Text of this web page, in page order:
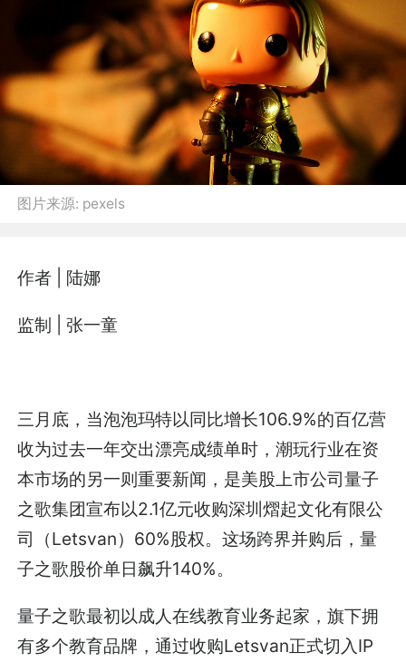
图片来源: pexels
作者 | 陆娜
监制 | 张一童
三月底，当泡泡玛特以同比增长106.9%的百亿营
收为过去一年交出漂亮成绩单时，潮玩行业在资
本市场的另一则重要新闻，是美股上市公司量子
之歌集团宣布以2.1亿元收购深圳熠起文化有限公
司（Letsvan）60%股权。这场跨界并购后，量
子之歌股价单日飙升140%。
量子之歌最初以成人在线教育业务起家，旗下拥
有多个教育品牌，通过收购Letsvan正式切入IP